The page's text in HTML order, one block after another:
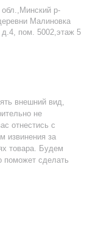
р-
Малиновка
пом. 5002,этаж 5
внешний вид,
не
отнестись с
извинения за
товара. Будем
поможет сделать